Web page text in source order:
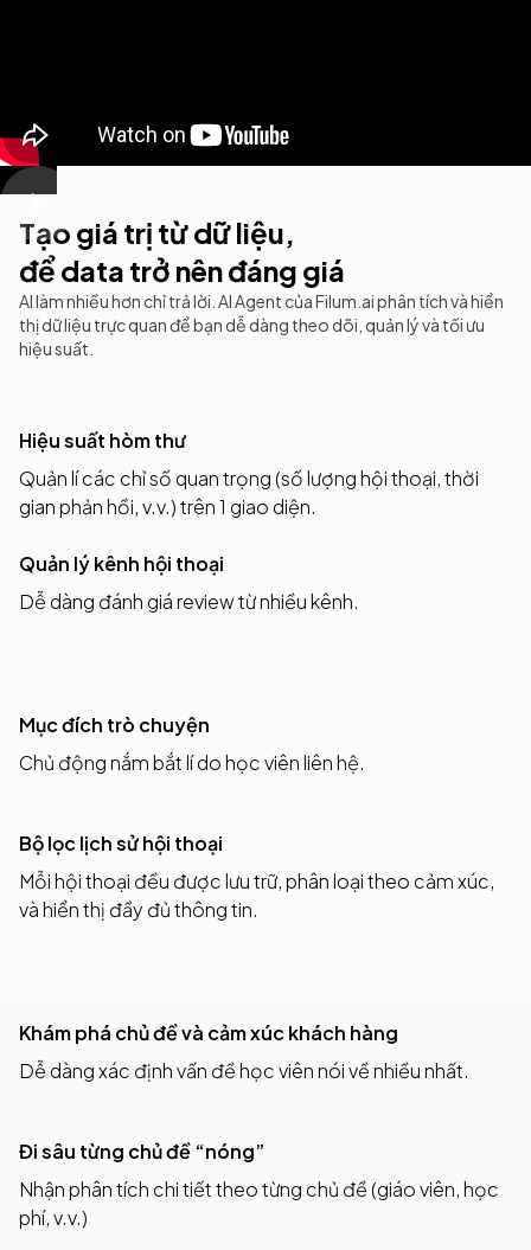
Tạo giá trị từ dữ liệu,
để data trở nên đáng giá
AI làm nhiều hơn chỉ trả lời. AI Agent của Filum.ai phân tích và hiển
thị dữ liệu trực quan để bạn dễ dàng theo dõi, quản lý và tối ưu
hiệu suất.
Hiệu suất hòm thư
Quản lí các chỉ số quan trọng (số lượng hội thoại, thời
gian phản hồi, v.v.) trên 1 giao diện.
Quản lý kênh hội thoại
Dễ dàng đánh giá review từ nhiều kênh.
Mục đích trò chuyện
Chủ động nắm bắt lí do học viên liên hệ.
Bộ lọc lịch sử hội thoại
Mỗi hội thoại đều được lưu trữ, phân loại theo cảm xúc,
và hiển thị đầy đủ thông tin.
Khám phá chủ đề và cảm xúc khách hàng
Dễ dàng xác định vấn đề học viên nói về nhiều nhất.
Đi sâu từng chủ đề “nóng”
Nhận phân tích chi tiết theo từng chủ đề (giáo viên, học
phí, v.v.)